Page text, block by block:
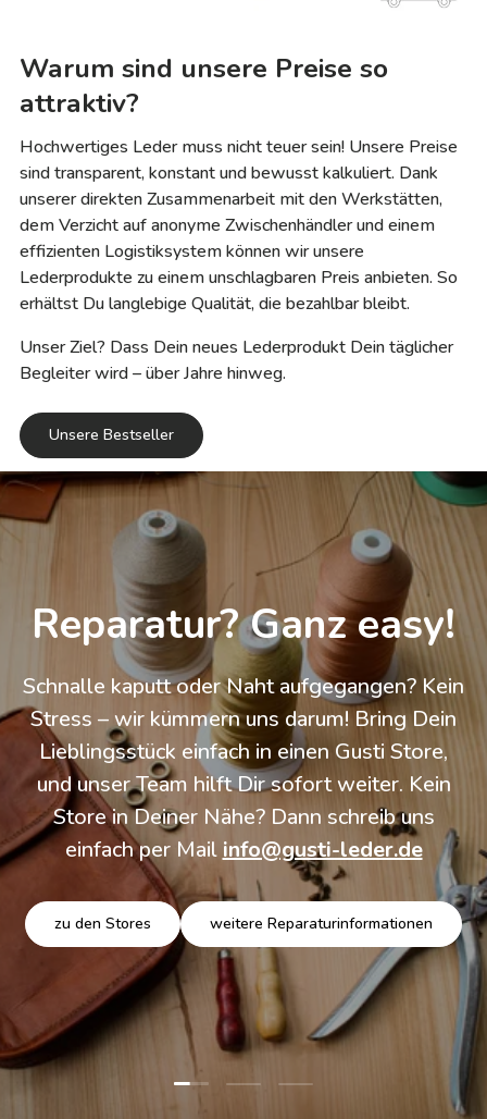
Warum sind unsere Preise so
attraktiv?
Hochwertiges Leder muss nicht teuer sein! Unsere Preise
sind transparent, konstant und bewusst kalkuliert. Dank
unserer direkten Zusammenarbeit mit den Werkstätten,
dem Verzicht auf anonyme Zwischenhändler und einem
effizienten Logistiksystem können wir unsere
Lederprodukte zu einem unschlagbaren Preis anbieten. So
erhältst Du langlebige Qualität, die bezahlbar bleibt.
Unser Ziel? Dass Dein neues Lederprodukt Dein täglicher
Begleiter wird – über Jahre hinweg.
Unsere Bestseller
Reparatur? Ganz easy!
Schnalle kaputt oder Naht aufgegangen? Kein
Stress – wir kümmern uns darum! Bring Dein
Lieblingsstück einfach in einen Gusti Store,
und unser Team hilft Dir sofort weiter. Kein
Store in Deiner Nähe? Dann schreib uns
einfach per Mail info@gusti-leder.de
zu den Stores weitere Reparaturinformationen
Folie laden 1 von 3
Folie laden 2 von 3
Folie laden 3 von 3